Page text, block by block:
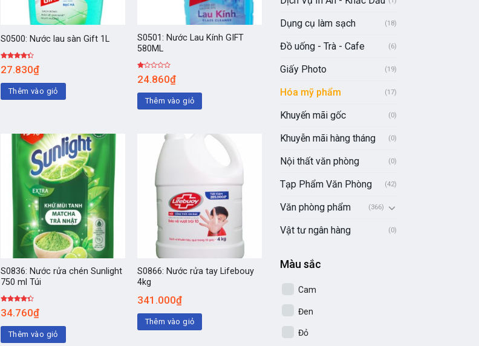
S0500: Nước lau sàn Gift 1L
Được
xếp hạng
sao
27.830₫
Thêm vào giỏ
S0501: Nước Lau Kính GIFT
580ML
Được
xếp
1.00
sao
24.860₫
Thêm vào giỏ
S0836: Nước rửa chén Sunlight
750 ml Túi
Được
xếp hạng
sao
34.760₫
Thêm vào giỏ
S0866: Nước rửa tay Lifebouy
4kg
341.000₫
Thêm vào giỏ
Dụng cụ làm sạch (18)
Đồ uống - Trà - Cafe (6)
Giấy Photo (19)
Hóa mỹ phẩm (17)
Khuyến mãi gốc (0)
Khuyễn mãi hàng tháng (0)
Nội thất văn phòng (0)
Tạp Phẩm Văn Phòng (42)
Văn phòng phẩm (366)
Vật tư ngân hàng (0)
Màu sắc
Cam
Đen
Đỏ